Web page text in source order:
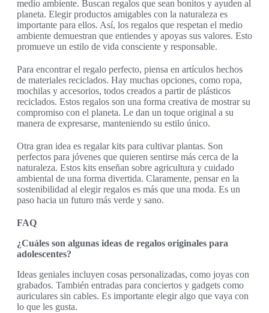
medio ambiente. Buscan regalos que sean bonitos y ayuden al
planeta. Elegir productos amigables con la naturaleza es
importante para ellos. Así, los regalos que respetan el medio
ambiente demuestran que entiendes y apoyas sus valores. Esto
promueve un estilo de vida consciente y responsable.
Para encontrar el regalo perfecto, piensa en artículos hechos
de materiales reciclados. Hay muchas opciones, como ropa,
mochilas y accesorios, todos creados a partir de plásticos
reciclados. Estos regalos son una forma creativa de mostrar su
compromiso con el planeta. Le dan un toque original a su
manera de expresarse, manteniendo su estilo único.
Otra gran idea es regalar kits para cultivar plantas. Son
perfectos para jóvenes que quieren sentirse más cerca de la
naturaleza. Estos kits enseñan sobre agricultura y cuidado
ambiental de una forma divertida. Claramente, pensar en la
sostenibilidad al elegir regalos es más que una moda. Es un
paso hacia un futuro más verde y sano.
FAQ
¿Cuáles son algunas ideas de regalos originales para
adolescentes?
Ideas geniales incluyen cosas personalizadas, como joyas con
grabados. También entradas para conciertos y gadgets como
auriculares sin cables. Es importante elegir algo que vaya con
lo que les gusta.